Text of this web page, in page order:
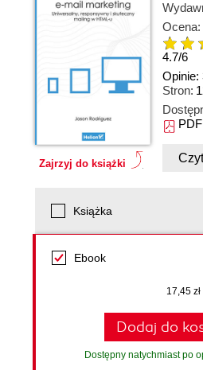
Zajrzyj do książki
Ocena:
4.7/6
Opinie:
Stron:
PDF
Książka
Ebook
17,45
Dodaj do
Dostępny natychmiast po